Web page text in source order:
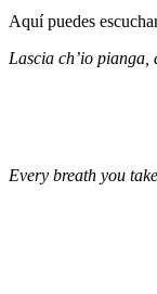
Aquí puedes
Lascia ch’io
Every breath you